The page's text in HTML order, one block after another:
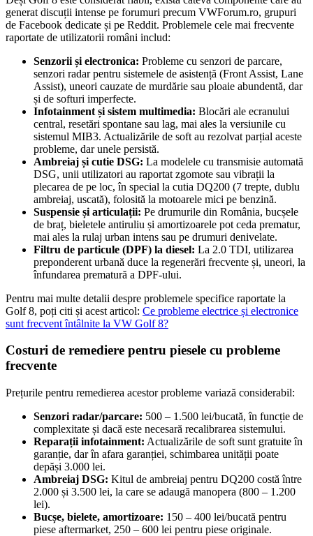
generat discuții intense pe forumuri precum VWForum.ro, grupuri
de Facebook dedicate și pe Reddit. Problemele cele mai frecvente
raportate de utilizatorii români includ:
Senzorii și electronica: Probleme cu senzori de parcare,
senzori radar pentru sistemele de asistență (Front Assist, Lane
Assist), uneori cauzate de murdărie sau ploaie abundentă, dar
și de softuri imperfecte.
Infotainment și sistem multimedia: Blocări ale ecranului
central, resetări spontane sau lag, mai ales la versiunile cu
sistemul MIB3. Actualizările de soft au rezolvat parțial aceste
probleme, dar unele persistă.
Ambreiaj și cutie DSG: La modelele cu transmisie automată
DSG, unii utilizatori au raportat zgomote sau vibrații la
plecarea de pe loc, în special la cutia DQ200 (7 trepte, dublu
ambreiaj, uscată), folosită la motoarele mici pe benzină.
Suspensie și articulații: Pe drumurile din România, bucșele
de braț, bieletele antiruliu și amortizoarele pot ceda prematur,
mai ales la rulaj urban intens sau pe drumuri denivelate.
Filtru de particule (DPF) la diesel: La 2.0 TDI, utilizarea
preponderent urbană duce la regenerări frecvente și, uneori, la
înfundarea prematură a DPF-ului.
Pentru mai multe detalii despre problemele specifice raportate la
Golf 8, poți citi și acest articol: Ce probleme electrice și electronice
sunt frecvent întâlnite la VW Golf 8?
Costuri de remediere pentru piesele cu probleme
frecvente
Prețurile pentru remedierea acestor probleme variază considerabil:
Senzori radar/parcare: 500 – 1.500 lei/bucată, în funcție de
complexitate și dacă este necesară recalibrarea sistemului.
Reparații infotainment: Actualizările de soft sunt gratuite în
garanție, dar în afara garanției, schimbarea unității poate
depăși 3.000 lei.
Ambreiaj DSG: Kitul de ambreiaj pentru DQ200 costă între
2.000 și 3.500 lei, la care se adaugă manopera (800 – 1.200
lei).
Bucșe, bielete, amortizoare: 150 – 400 lei/bucată pentru
piese aftermarket, 250 – 600 lei pentru piese originale.